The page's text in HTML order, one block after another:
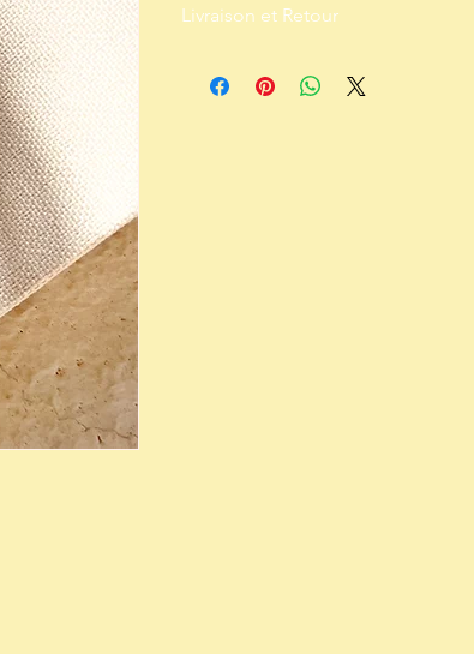
Livraison et Retour
Retour : Me contacter et retourner le